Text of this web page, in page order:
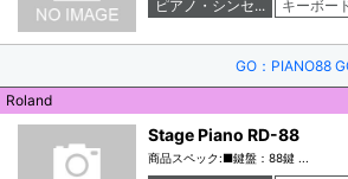
ピアノ・シンセ... キーボー
GO：PIANO88
Roland
Stage Piano RD-88
商品スペック:■鍵盤：88鍵 ...